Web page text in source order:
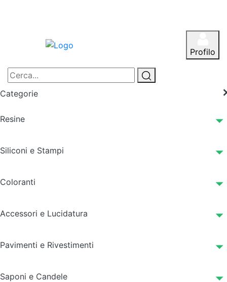
Profilo
Categorie
Resine
Siliconi e Stampi
Coloranti
Accessori e Lucidatura
Pavimenti e Rivestimenti
Saponi e Candele